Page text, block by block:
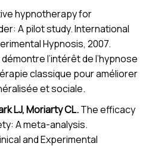
hypnotherapy for
A pilot study. International
Hypnosis, 2007.
l’intérêt de l’hypnose
classique pour améliorer
et sociale.
LJ, Moriarty CL.The efficacy
A meta-analysis.
and Experimental